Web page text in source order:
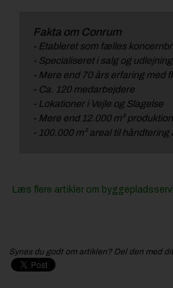
Fakta om Conrum
- Etableret som fælles
- Specialiseret i salg og
- Mere end 70 års erfaring med
- Ca. 120 medarbejdere
- Lokationer i Vejle og Slagelse
- Mere end 12.000 m²
- 100.000 m² areal til
Læs flere artikler om
Synes du godt om artiklen? Del den med